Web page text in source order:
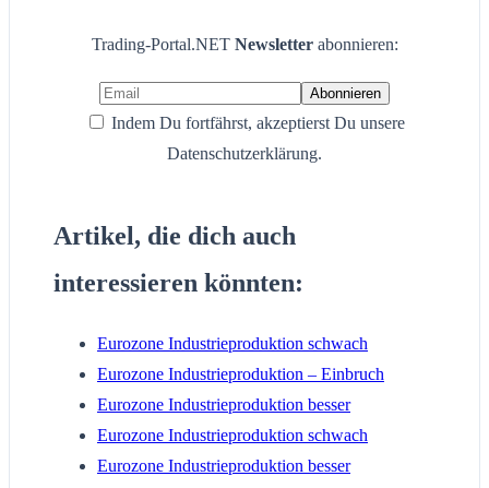
Trading-Portal.NET Newsletter abonnieren:
Indem Du fortfährst, akzeptierst Du unsere
Datenschutzerklärung.
Artikel, die dich auch
interessieren könnten:
Eurozone Industrieproduktion schwach
Eurozone Industrieproduktion – Einbruch
Eurozone Industrieproduktion besser
Eurozone Industrieproduktion schwach
Eurozone Industrieproduktion besser